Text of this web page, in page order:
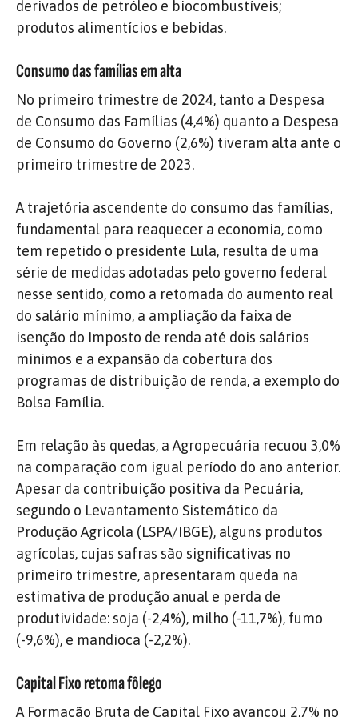
derivados de petróleo e biocombustíveis;
produtos alimentícios e bebidas.
Consumo das famílias em alta
No primeiro trimestre de 2024, tanto a Despesa
de Consumo das Famílias (4,4%) quanto a Despesa
de Consumo do Governo (2,6%) tiveram alta ante o
primeiro trimestre de 2023.
A trajetória ascendente do consumo das famílias,
fundamental para reaquecer a economia, como
tem repetido o presidente Lula, resulta de uma
série de medidas adotadas pelo governo federal
nesse sentido, como a retomada do aumento real
do salário mínimo, a ampliação da faixa de
isenção do Imposto de renda até dois salários
mínimos e a expansão da cobertura dos
programas de distribuição de renda, a exemplo do
Bolsa Família.
Em relação às quedas, a Agropecuária recuou 3,0%
na comparação com igual período do ano anterior.
Apesar da contribuição positiva da Pecuária,
segundo o Levantamento Sistemático da
Produção Agrícola (LSPA/IBGE), alguns produtos
agrícolas, cujas safras são significativas no
primeiro trimestre, apresentaram queda na
estimativa de produção anual e perda de
produtividade: soja (-2,4%), milho (-11,7%), fumo
(-9,6%), e mandioca (-2,2%).
Capital Fixo retoma fôlego
A Formação Bruta de Capital Fixo avançou 2,7% no